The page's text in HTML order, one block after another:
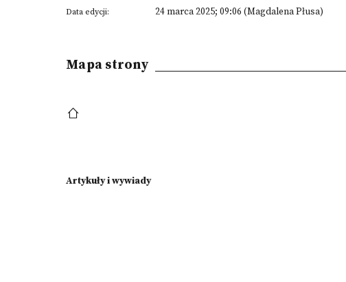
Data edycji: 24 marca 2025; 09:06 (Magdalena Płusa)
Mapa strony
Artykuły i wywiady